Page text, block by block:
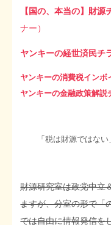
【国の、本当の】財源
ナー）
ヤンキーの経世済民チ
ヤンキーの消費税インボ
ヤンキーの金融政策解説
「税は財源ではな
財源研究室は政党中立
ますが、分室の形で「
では自由に情報発信を